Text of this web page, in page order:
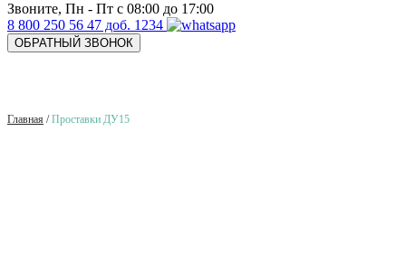
Звоните, Пн - Пт с 08:00 до 17:00
8 800 250 56 47 доб. 1234
ОБРАТНЫЙ ЗВОНОК
Главная /Проставки ДУ15